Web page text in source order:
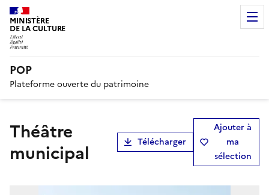
MINISTÈRE
DE LA CULTURE
POP
Plateforme ouverte du patrimoine
théâtre
municipal
Télécharger
Ajouter à
ma
sélection